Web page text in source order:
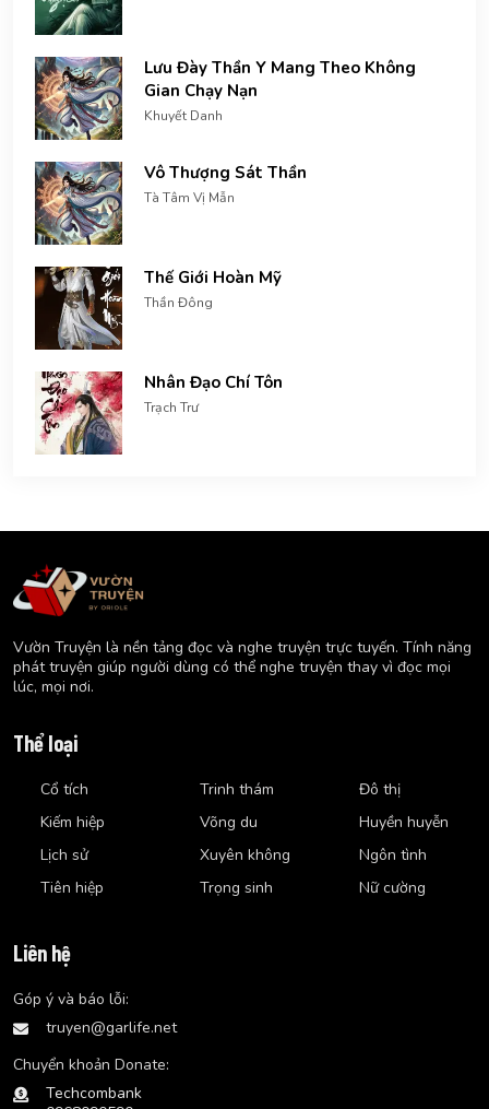
Lưu Đày Thần Y Mang Theo Không
Gian Chạy Nạn
Khuyết Danh
Vô Thượng Sát Thần
Tà Tâm Vị Mẫn
Thế Giới Hoàn Mỹ
Thần Đông
Nhân Đạo Chí Tôn
Trạch Trư
Vườn Truyện là nền tảng đọc và nghe truyện trực tuyến. Tính năng
phát truyện giúp người dùng có thể nghe truyện thay vì đọc mọi
lúc, mọi nơi.
Thể loại
Cổ tích
Kiếm hiệp
Lịch sử
Tiên hiệp
Trinh thám
Võng du
Xuyên không
Trọng sinh
Đô thị
Huyền huyễn
Ngôn tình
Nữ cường
Liên hệ
Góp ý và báo lỗi:
truyen@garlife.net
Chuyển khoản Donate:
Techcombank